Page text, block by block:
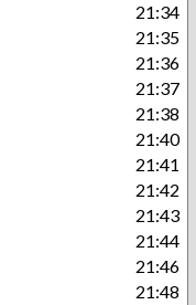
21:34
21:35
21:36
21:37
21:38
21:40
21:41
21:42
21:43
21:44
21:46
21:48